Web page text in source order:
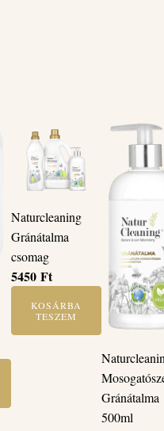
Naturcleaning
Gránátalma
csomag
5450 Ft
KOSÁRBA
TESZEM
Gránátalma
500ml